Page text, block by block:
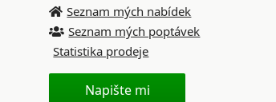
Seznam mých nabídek
Seznam mých poptávek
Statistika prodeje
Napište mi